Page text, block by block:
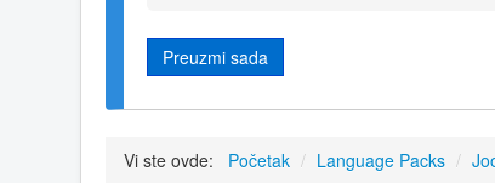
Preuzmi sada
Vi ste ovde: Početak / Language Packs /